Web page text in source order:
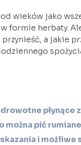
od wieków jako
w formie herbaty.
a jakie
płynące
można pić
i możliwe